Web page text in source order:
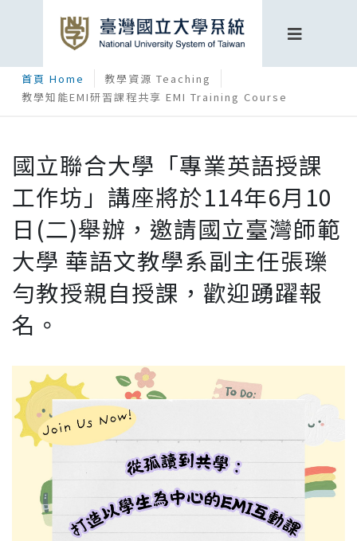
首頁 Home
教學資源 Teaching
教學知能EMI研習課程共享 EMI Training Course
國立聯合大學「專業英語授課
工作坊」講座將於114年6月10
日(二)舉辦，邀請國立臺灣師範
大學 華語文教學系副主任張瓅
勻教授親自授課，歡迎踴躍報
名。